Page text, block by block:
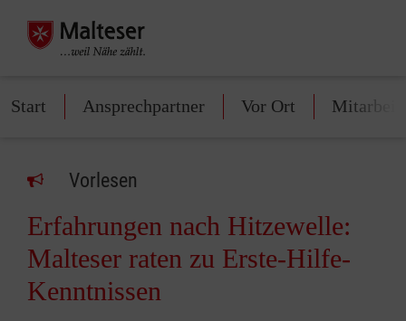
Start Ansprechpartner Vor Ort
Vorlesen
Erfahrungen nach Hitzewelle:
Malteser raten zu Erste-Hilfe-
Kenntnissen